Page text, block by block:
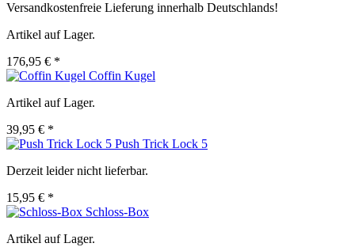
Versandkostenfreie Lieferung innerhalb Deutschlands!
Artikel auf Lager.
176,95 € *
Coffin Kugel
Artikel auf Lager.
39,95 € *
Push Trick Lock 5
Derzeit leider nicht lieferbar.
15,95 € *
Schloss-Box
Artikel auf Lager.